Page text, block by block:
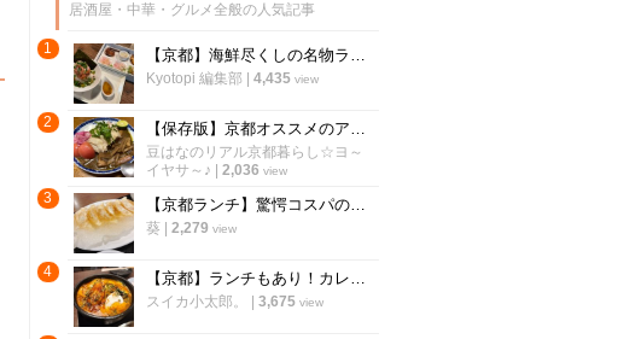
居酒屋・中華・グルメ全般の人気記事
1 【京都】海鮮尽くしの名物ランチ2000円！烏丸の人気海鮮居酒屋が営業再開「雑魚や」
Kyotopi 編集部 4,435 view
2 【保存版】京都オススメのアジアン食材店！ガチ中華～スパイスカレーインド料理まで【厳選５店】
豆はなのリアル京都暮らし☆ヨ～
イヤサ～♪
2,036 view
3 【京都ランチ】驚愕コスパの羽つき餃子定食！960円でカレーやご飯が食べ放題
葵 2,279 view
4 【京都】ランチもあり！カレーやスパイスが効いたアテ、九州料理が揃う「aoBaru」
スイカ小太郎。 3,675 view